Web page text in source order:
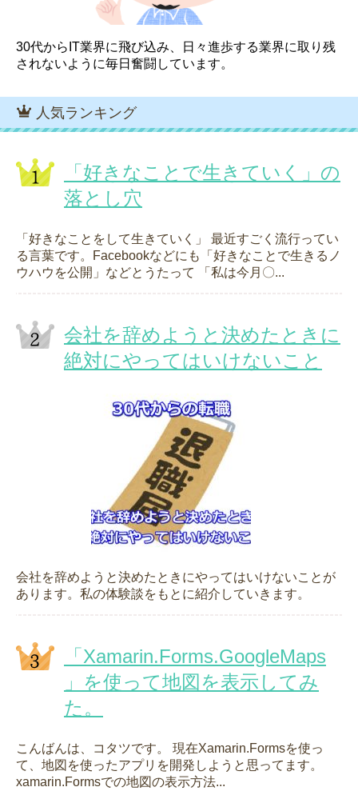
30代からIT業界に飛び込み、日々進歩する業界に取り残
されないように毎日奮闘しています。
人気ランキング
「好きなことで生きていく」の
落とし穴
「好きなことをして生きていく」 最近すごく流行ってい
る言葉です。Facebookなどにも「好きなことで生きるノ
ウハウを公開」などとうたって 「私は今月〇...
会社を辞めようと決めたときに
絶対にやってはいけないこと
会社を辞めようと決めたときにやってはいけないことが
あります。私の体験談をもとに紹介していきます。
「Xamarin.Forms.GoogleMaps
」を使って地図を表示してみ
た。
こんばんは、コタツです。 現在Xamarin.Formsを使っ
て、地図を使ったアプリを開発しようと思ってます。
xamarin.Formsでの地図の表示方法...